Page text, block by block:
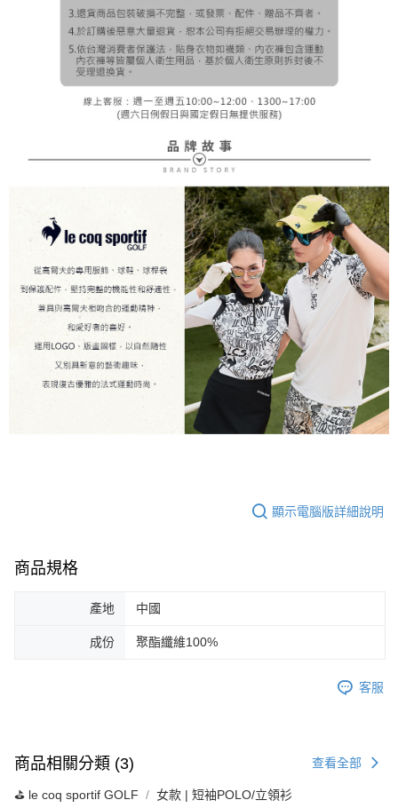
顯示電腦版詳細說明
商品規格
產地 中國
成份 聚酯纖維100%
客服
商品相關分類 (3) 查看全部
⛳️ le coq sportif GOLF 女款 | 短袖POLO/立領衫